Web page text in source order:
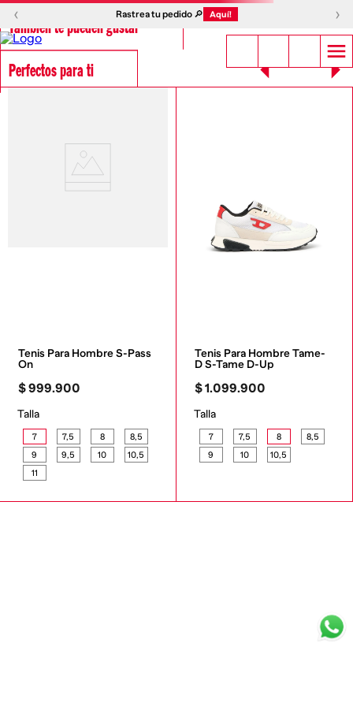
‹ Rastrea tu pedido 🔎 Aquí! ›
También te pueden gustar
Perfectos para ti
Tenis Para Hombre S-Pass
On
$999.900
Talla
7 7,5 8
8,5
9
9,5 10
10,5
11
Tenis Para Hombre Tame-
D S-Tame D-Up
$1.099.900
Talla
7 7,5 8
8,5
9
10 10,5